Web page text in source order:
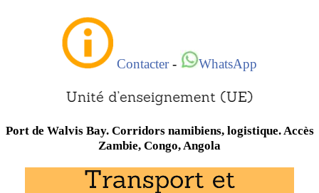
Contacter- WhatsApp
Port de Walvis Bay. Corridors namibiens, logistique. Accès
Zambie, Congo, Angola